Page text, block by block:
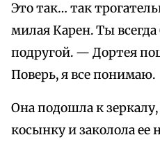
Это так… так
милая Карен. Ты
подругой. — Дортея
Поверь, я все понимаю.
Она подошла к
косынку и заколола